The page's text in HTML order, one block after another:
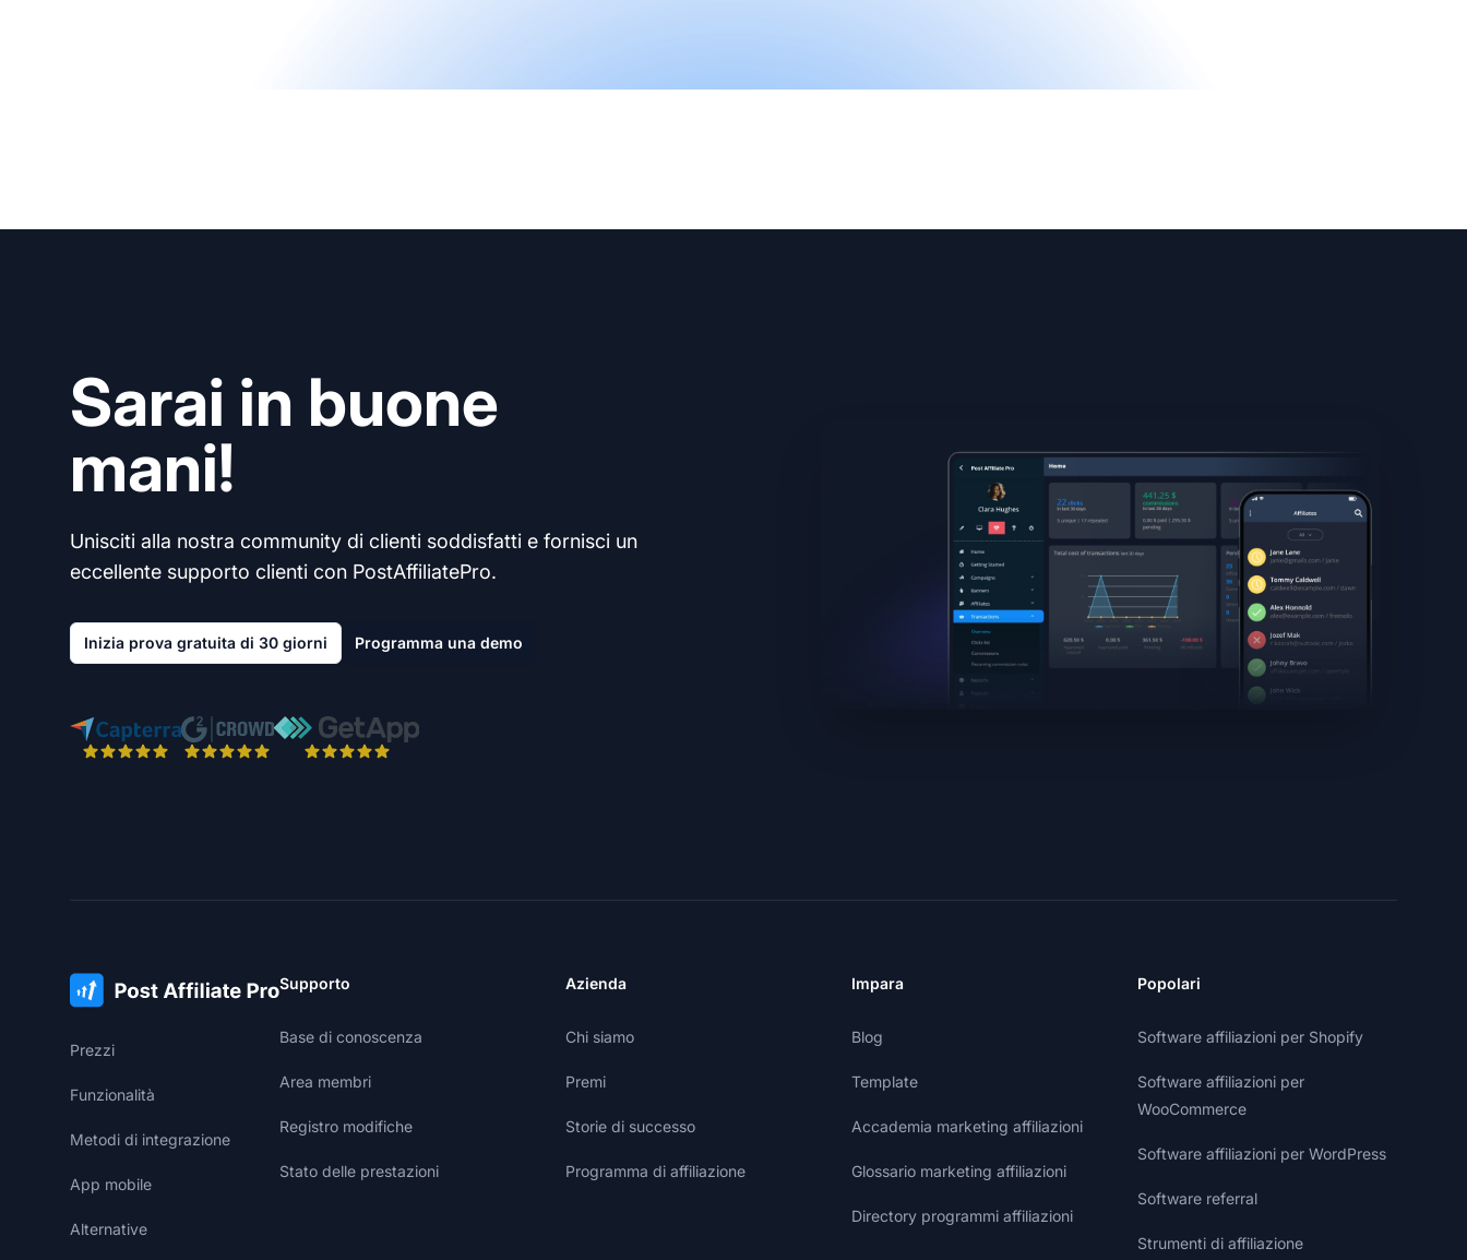
Sarai in buone
mani!
Unisciti alla nostra community di clienti soddisfatti e fornisci un
eccellente supporto clienti con PostAffiliatePro.
Inizia prova gratuita di 30 giorni Programma una demo
Prezzi
Funzionalità
Metodi di integrazione
App mobile
Alternative
Supporto
Base di conoscenza
Area membri
Registro modifiche
Stato delle prestazioni
Azienda
Chi siamo
Premi
Storie di successo
Programma di affiliazione
Impara
Blog
Template
Accademia marketing affiliazioni
Glossario marketing affiliazioni
Directory programmi affiliazioni
Popolari
Software affiliazioni per Shopify
Software affiliazioni per
WooCommerce
Software affiliazioni per WordPress
Software referral
Strumenti di affiliazione